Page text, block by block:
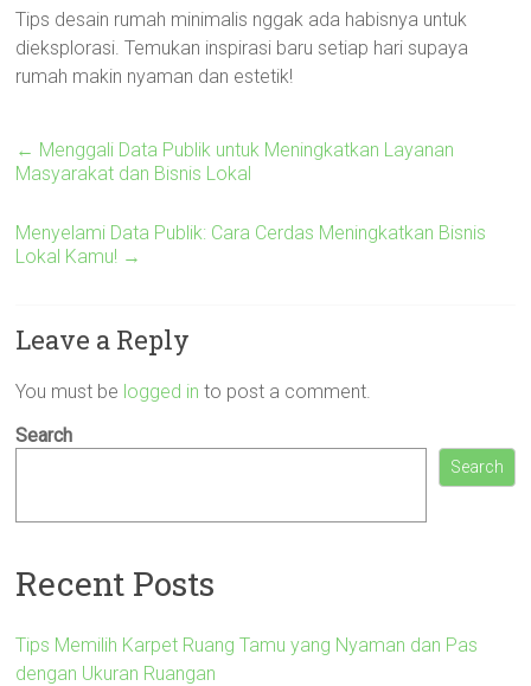
Tips desain rumah minimalis nggak ada habisnya untuk
dieksplorasi. Temukan inspirasi baru setiap hari supaya
rumah makin nyaman dan estetik!
← Menggali Data Publik untuk Meningkatkan Layanan
Masyarakat dan Bisnis Lokal
Menyelami Data Publik: Cara Cerdas Meningkatkan Bisnis
Lokal Kamu! →
Leave a Reply
You must be logged in to post a comment.
Search
Search
Recent Posts
Tips Memilih Karpet Ruang Tamu yang Nyaman dan Pas
dengan Ukuran Ruangan